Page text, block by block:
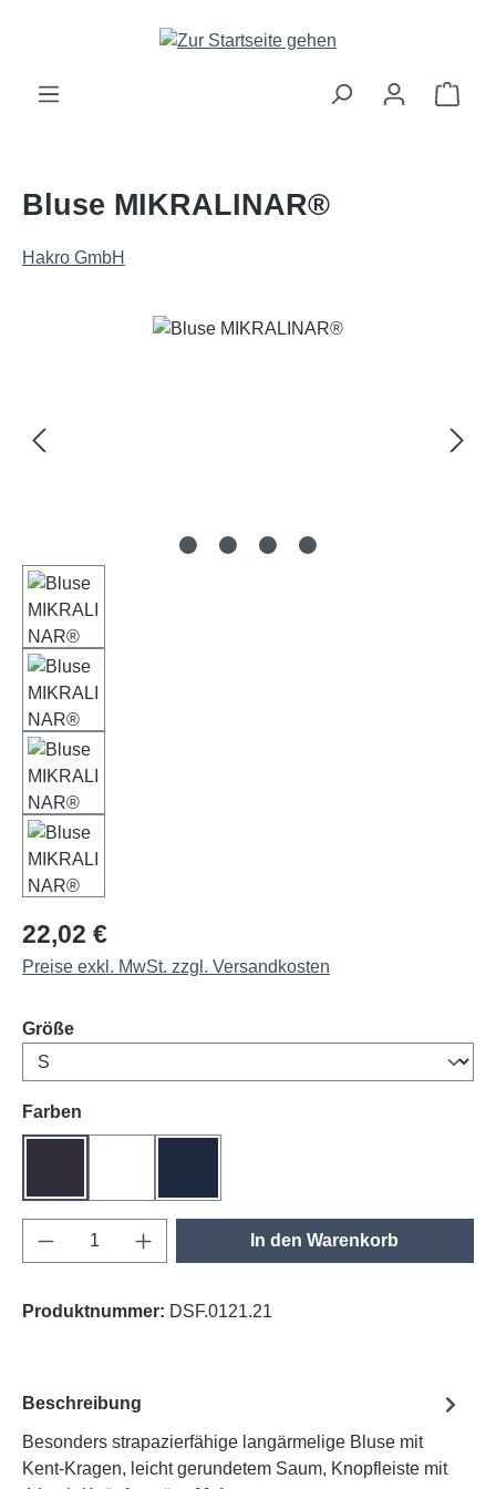
Zum Hauptinhalt springen
Bluse MIKRALINAR®
Hakro GmbH
Bildergalerie überspringen
Regulärer Preis:
22,02 €
Preise exkl. MwSt. zzgl. Versandkosten
Größeauswählen
Farben
Produkt Anzahl: Gib den gewünschten
In den Warenkorb
Produktnummer: DSF.0121.21
Beschreibung
Besonders strapazierfähige langärmelige Bluse mit
Kent-Kragen, leicht gerundetem Saum, Knopfleiste mit